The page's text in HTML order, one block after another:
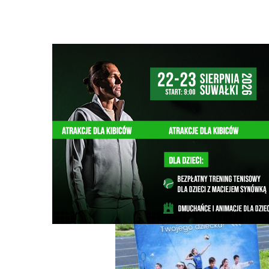
Ścieżka
nawigacyjna
SPORT 17/06/2026
Miasto oferuje 1000 zł na sportową